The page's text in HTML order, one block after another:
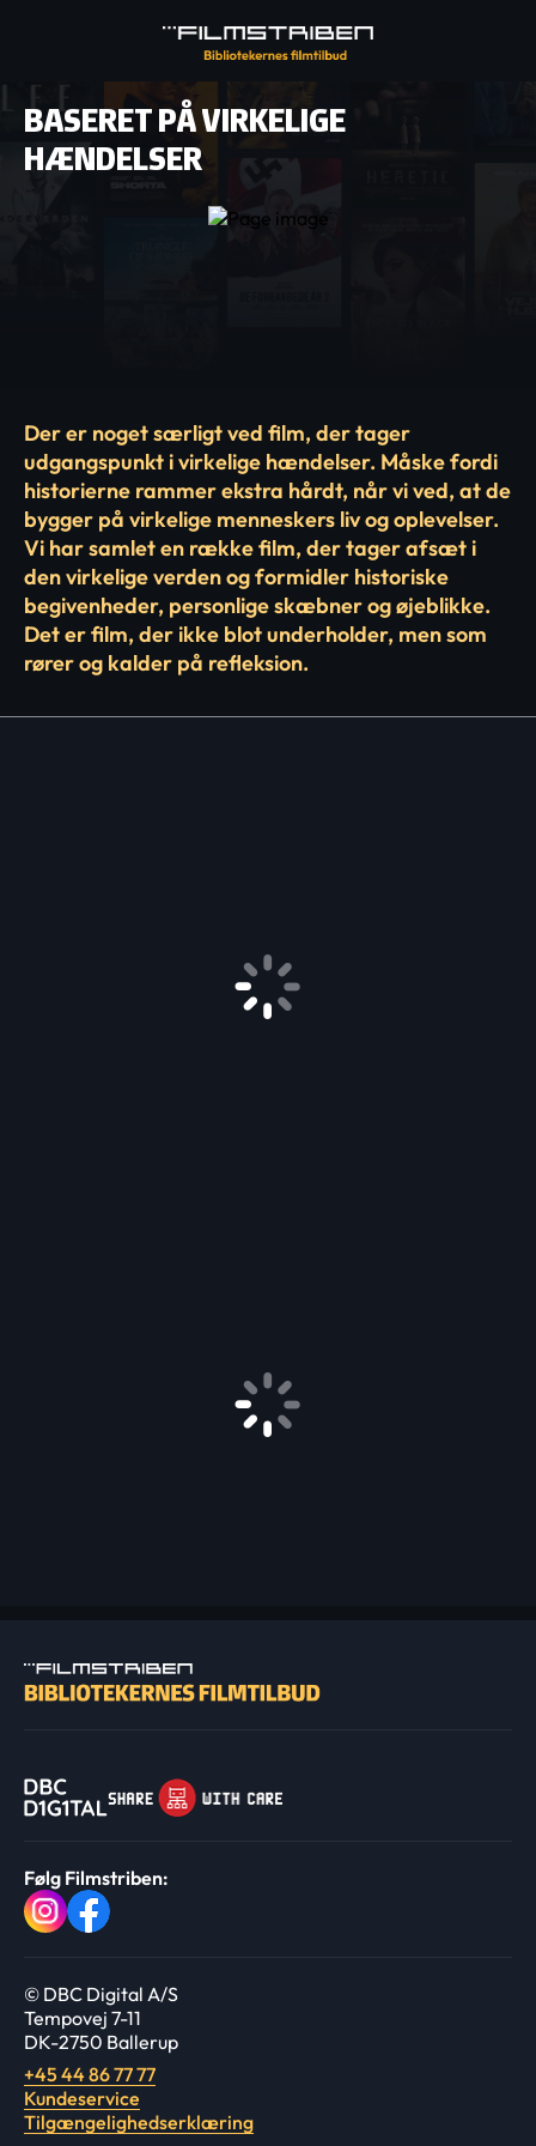
BASERET PÅ VIRKELIGE
HÆNDELSER
Der er noget særligt ved film, der tager
udgangspunkt i virkelige hændelser. Måske fordi
historierne rammer ekstra hårdt, når vi ved, at de
bygger på virkelige menneskers liv og oplevelser.
Vi har samlet en række film, der tager afsæt i
den virkelige verden og formidler historiske
begivenheder, personlige skæbner og øjeblikke.
Det er film, der ikke blot underholder, men som
rører og kalder på refleksion.
Følg Filmstriben:
© DBC Digital A/S
Tempovej 7-11
DK-2750 Ballerup
+45 44 86 77 77
Kundeservice
Tilgængelighedserklæring